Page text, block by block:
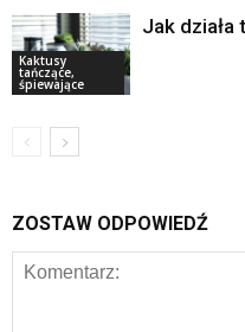
Kaktusy
tańczące,
śpiewające
Jak działa
ZOSTAW ODPOWIEDŹ